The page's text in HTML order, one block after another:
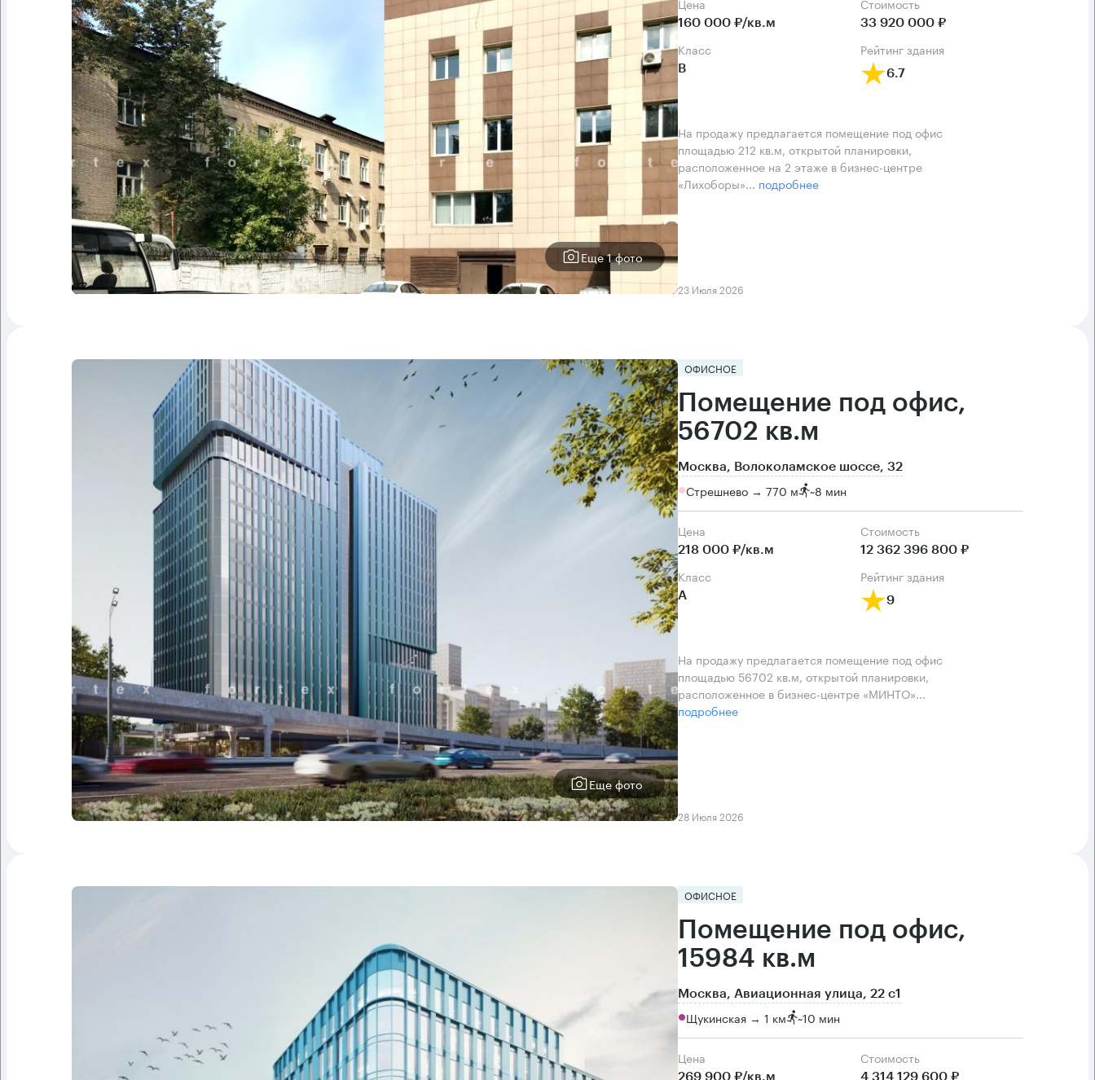
Еще 1 фото
160 000 ₽/кв.м 33 920 000 ₽
класс
B
рейтинг здания
6.7
На продажу предлагается помещение под офис
площадью 212 кв.м, открытой планировки,
расположенное на 2 этаже в бизнес-центре
«Лихоборы»... подробнее
23 Июля 2026
Еще фото
ОФИСНОЕ
Помещение под офис,
56702 кв.м
Москва, Волоколамское шоссе, 32
Стрешнево → 770 м ~8 мин
Цена
218 000 ₽/кв.м
Cтоимость
12 362 396 800 ₽
класс
А
рейтинг здания
9
На продажу предлагается помещение под офис
площадью 56702 кв.м, открытой планировки,
расположенное в бизнес-центре «МИНТО»...
подробнее
28 Июля 2026
ОФИСНОЕ
Помещение под офис,
15984 кв.м
Москва, Авиационная улица, 22 с1
Щукинская → 1 км ~10 мин
Цена
269 900 ₽/кв.м
Cтоимость
4 314 129 600 ₽